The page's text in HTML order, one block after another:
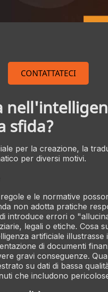
CONTATTATECI
sfida?
per la creazione, la
per diversi motivi.
e le normative
non adotta pratiche
introduce errori o
legali o etiche. Cosa
artificiale illustrasse
di documenti
gravi conseguenze.
su dati di bassa
che includono